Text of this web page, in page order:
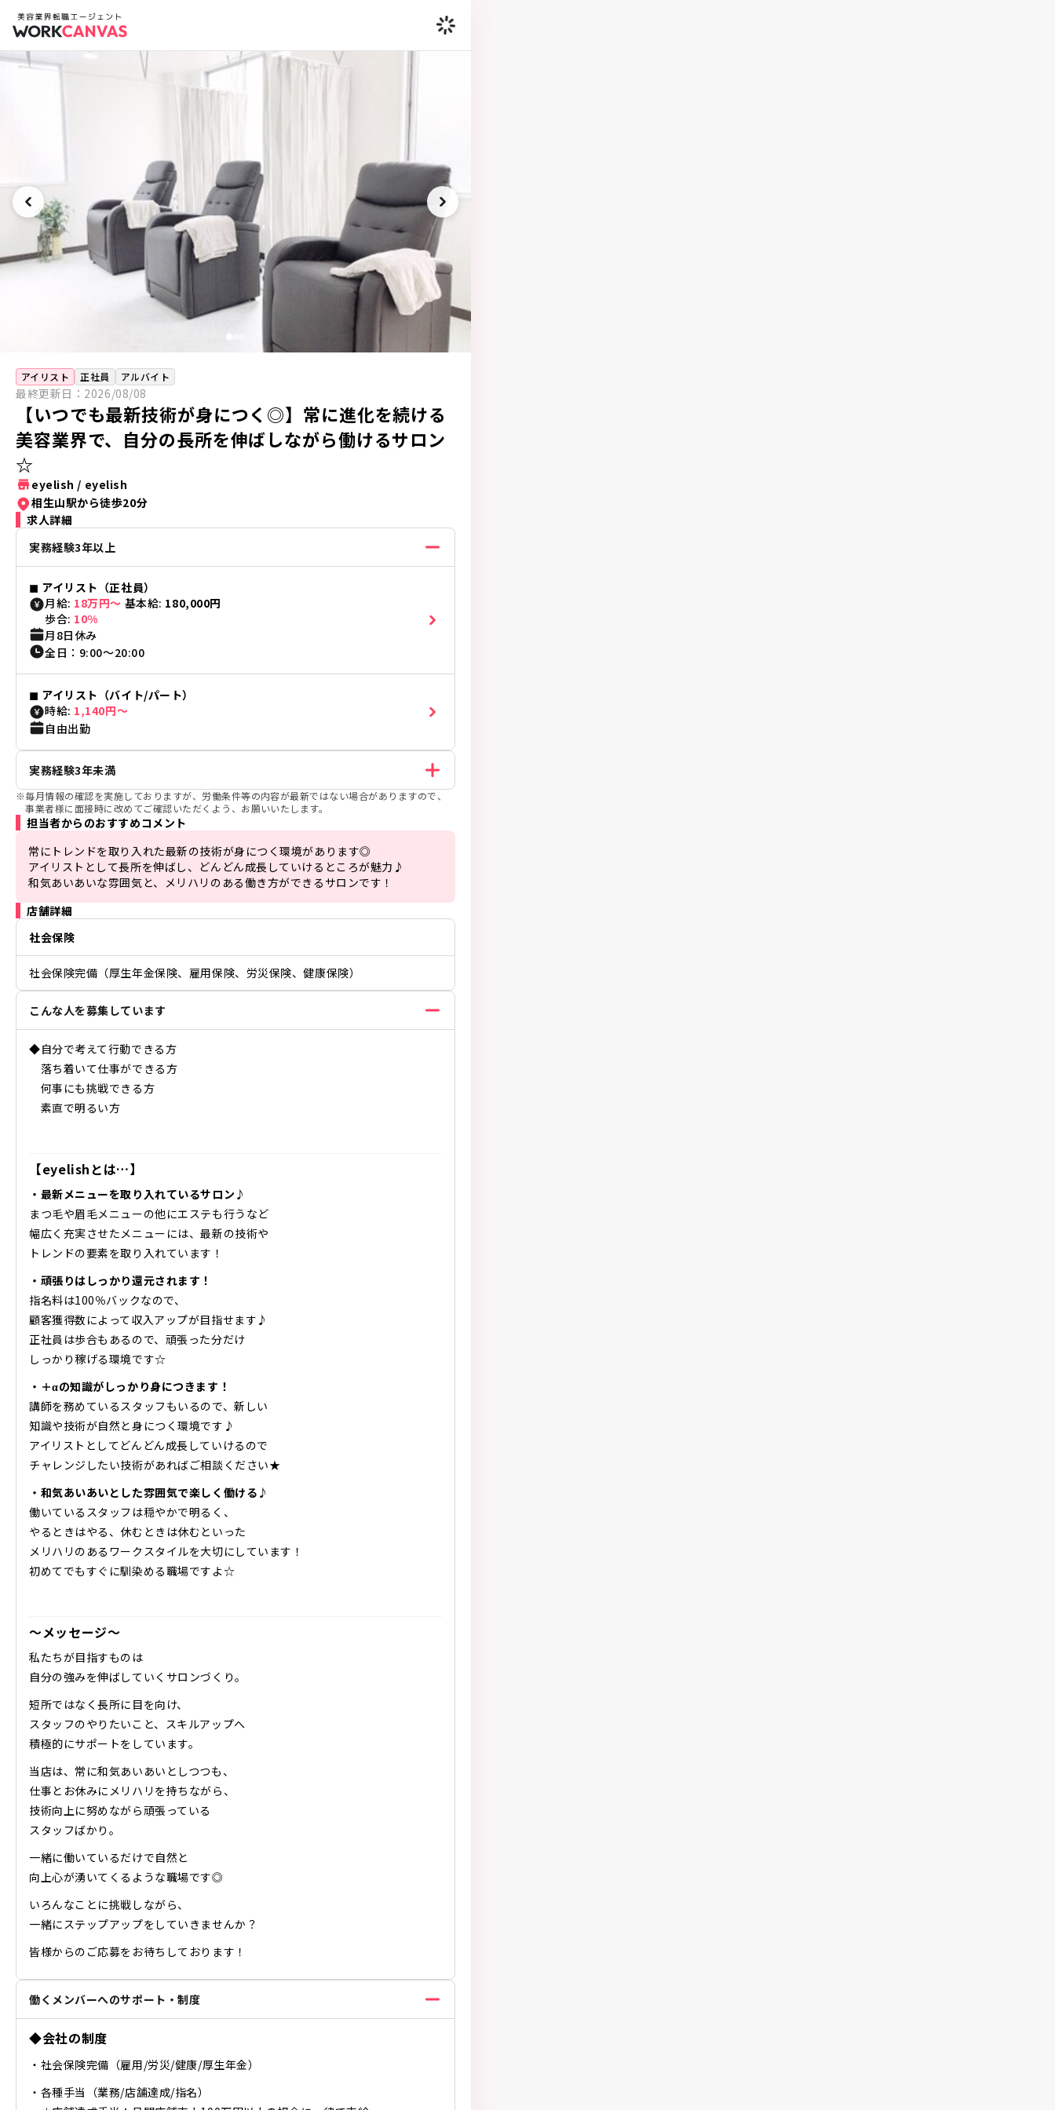
アイリスト 正社員 アルバイト
最終更新日： 2026/08/08
【いつでも最新技術が身につく◎】常に進化を続ける
美容業界で、自分の長所を伸ばしながら働けるサロン
☆
eyelish / eyelish
相生山駅から徒歩20分
求人詳細
実務経験3年以上
◼︎ アイリスト（正社員）
月給: 18万円〜 基本給: 180,000円
歩合: 10%
月8日休み
全日 ： 9:00〜20:00
◼︎ アイリスト（バイト/パート）
時給: 1,140円〜
自由出勤
実務経験3年未満
※毎月情報の確認を実施しておりますが、労働条件等の内容が最新ではない場合がありますので、
事業者様に面接時に改めてご確認いただくよう、お願いいたします。
担当者からのおすすめコメント
常にトレンドを取り入れた最新の技術が身につく環境があります◎
アイリストとして長所を伸ばし、どんどん成長していけるところが魅力♪
和気あいあいな雰囲気と、メリハリのある働き方ができるサロンです！
店舗詳細
社会保険
社会保険完備（厚生年金保険、雇用保険、労災保険、健康保険）
こんな人を募集しています
◆自分で考えて行動できる方
落ち着いて仕事ができる方
何事にも挑戦できる方
素直で明るい方
【eyelishとは…】
・最新メニューを取り入れているサロン♪
まつ毛や眉毛メニューの他にエステも行うなど
幅広く充実させたメニューには、最新の技術や
トレンドの要素を取り入れています！
・頑張りはしっかり還元されます！
指名料は100％バックなので、
顧客獲得数によって収入アップが目指せます♪
正社員は歩合もあるので、頑張った分だけ
しっかり稼げる環境です☆
・＋αの知識がしっかり身につきます！
講師を務めているスタッフもいるので、新しい
知識や技術が自然と身につく環境です♪
アイリストとしてどんどん成長していけるので
チャレンジしたい技術があればご相談ください★
・和気あいあいとした雰囲気で楽しく働ける♪
働いているスタッフは穏やかで明るく、
やるときはやる、休むときは休むといった
メリハリのあるワークスタイルを大切にしています！
初めてでもすぐに馴染める職場ですよ☆
～メッセージ～
私たちが目指すものは
自分の強みを伸ばしていくサロンづくり。
短所ではなく長所に目を向け、
スタッフのやりたいこと、スキルアップへ
積極的にサポートをしています。
当店は、常に和気あいあいとしつつも、
仕事とお休みにメリハリを持ちながら、
技術向上に努めながら頑張っている
スタッフばかり。
一緒に働いているだけで自然と
向上心が湧いてくるような職場です◎
いろんなことに挑戦しながら、
一緒にステップアップをしていきませんか？
皆様からのご応募をお待ちしております！
働くメンバーへのサポート・制度
◆会社の制度
・社会保険完備（雇用/労災/健康/厚生年金）
・各種手当（業務/店舗達成/指名）